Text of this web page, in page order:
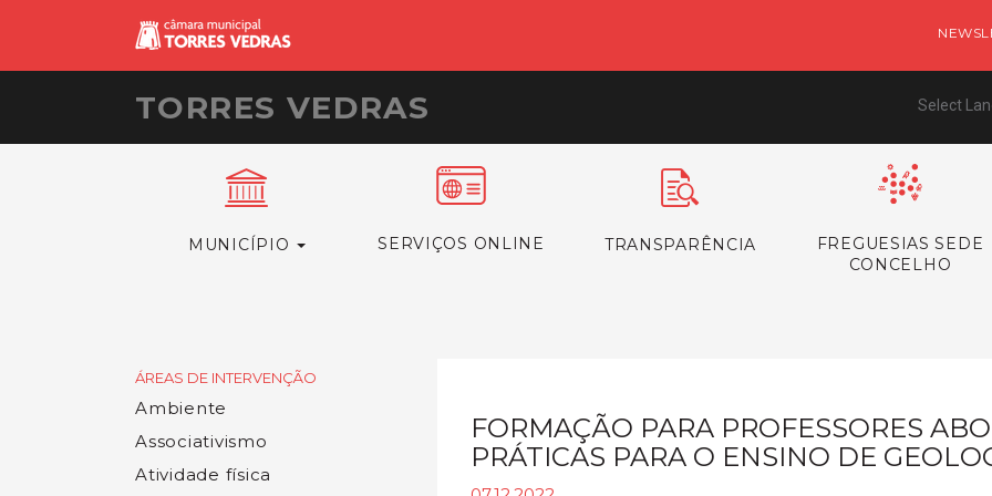
TORRES VEDRAS Select
MUNICÍPIO SERVIÇOS ONLINE TRANSPARÊNCIA
FREGUESIAS SEDE
CONCELHO
ÁREAS DE INTERVENÇÃO
Ambiente
Associativismo
Atividade física
FORMAÇÃO PARA PROFESSORES
PRÁTICAS PARA O ENSINO DE